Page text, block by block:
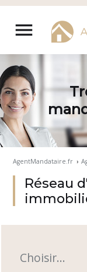
Aller
contenu
menu
AgentMandataire.fr ›
Réseau